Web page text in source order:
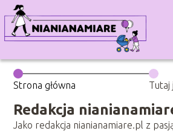
Strona główna Tutaj
Redakcja
Jako redakcja nianianamiare.pl z